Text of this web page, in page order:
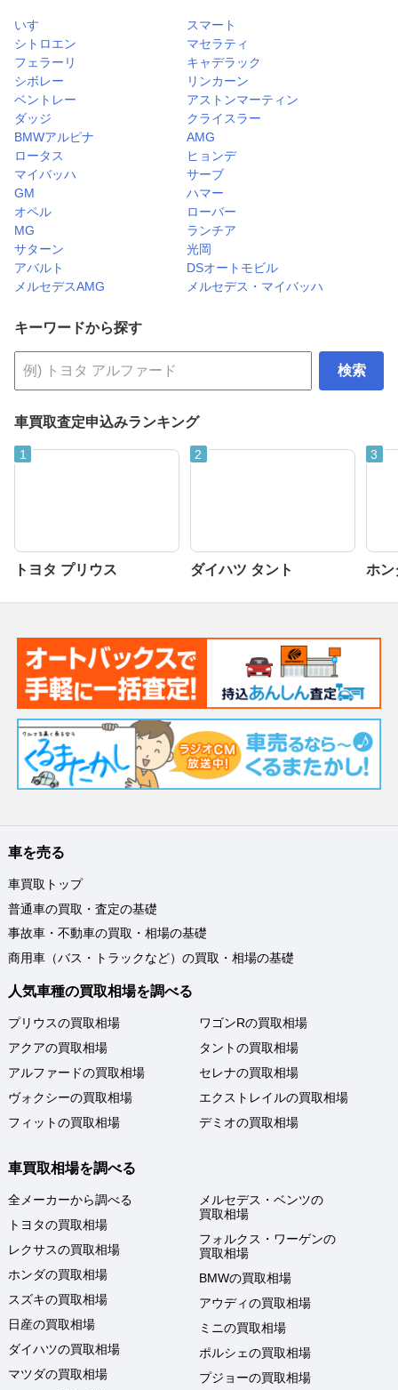
いすゞ
スマート
シトロエン
マセラティ
フェラーリ
キャデラック
シボレー
リンカーン
ベントレー
アストンマーティン
ダッジ
クライスラー
BMWアルピナ
AMG
ロータス
ヒョンデ
マイバッハ
サーブ
GM
ハマー
オペル
ローバー
MG
ランチア
サターン
光岡
アバルト
DSオートモビル
メルセデスAMG
メルセデス・マイバッハ
キーワードから探す
検索
車買取査定申込みランキング
トヨタ プリウス ダイハツ タント ホン
車を売る
車買取トップ
普通車の買取・査定の基礎
事故車・不動車の買取・相場の基礎
商用車（バス・トラックなど）の買取・相場の基礎
人気車種の買取相場を調べる
プリウスの買取相場
アクアの買取相場
アルファードの買取相場
ヴォクシーの買取相場
フィットの買取相場
ワゴンRの買取相場
タントの買取相場
セレナの買取相場
エクストレイルの買取相場
デミオの買取相場
車買取相場を調べる
全メーカーから調べる
トヨタの買取相場
レクサスの買取相場
ホンダの買取相場
スズキの買取相場
日産の買取相場
ダイハツの買取相場
マツダの買取相場
メルセデス・ベンツの
買取相場
フォルクス・ワーゲンの
買取相場
BMWの買取相場
アウディの買取相場
ミニの買取相場
ポルシェの買取相場
プジョーの買取相場